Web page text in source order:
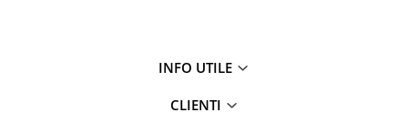
INFO UTILE
CLIENTI